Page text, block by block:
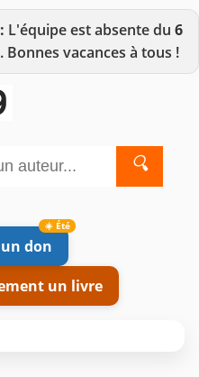
L'équipe est absente du 6
. Bonnes vacances à tous !
🔍
don
un livre